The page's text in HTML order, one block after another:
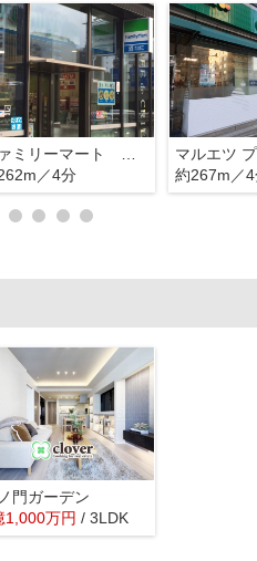
／4分
マルエツ
約267m／
門ガーデン
1,000万円 / 3LDK